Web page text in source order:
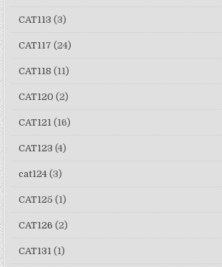
CAT113 (3)
CAT117 (24)
CAT118 (11)
CAT120 (2)
CAT121 (16)
CAT123 (4)
cat124 (3)
CAT125 (1)
CAT126 (2)
CAT131 (1)